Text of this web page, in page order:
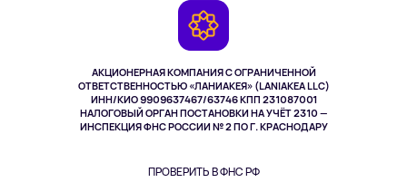
АКЦИОНЕРНАЯ КОМПАНИЯ С ОГРАНИЧЕННОЙ
ОТВЕТСТВЕННОСТЬЮ «ЛАНИАКЕЯ» (LANIAKEA LLC)
ИНН/КИО 9909637467/63746 КПП 231087001
НАЛОГОВЫЙ ОРГАН ПОСТАНОВКИ НА УЧЁТ 2310 —
ИНСПЕКЦИЯ ФНС РОССИИ № 2 ПО Г. КРАСНОДАРУ
ПРОВЕРИТЬ В ФНС РФ
Здоровье питомцев
Одежда и аксессуары